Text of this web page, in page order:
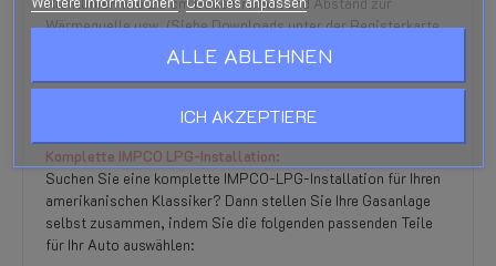
Wärmequelle usw. (Siehe Downloads unter der Registerkarte
-------------------------------------------------- ----------
Komplette IMPCO LPG-Installation:
Suchen Sie eine komplette IMPCO-LPG-Installation für Ihren
amerikanischen Klassiker? Dann stellen Sie Ihre Gasanlage
selbst zusammen, indem Sie die folgenden passenden Teile
für Ihr Auto auswählen:
ALLE ABLEHNEN
ICH AKZEPTIERE